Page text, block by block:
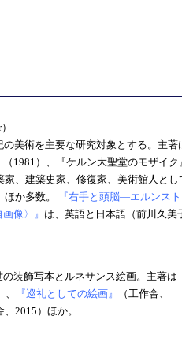
美術を主要な研究対象とする。主著
1981）、『ケルン大聖堂のモザイク
、建築史家、修復家、美術館人とし
か多数。
『右手と頭脳―エルンス
像〉』 は、英語と日本語（前川久美
装飾写本とルネサンス絵画。主著は
『巡礼としての絵画』
（工作舎、
、2015）ほか。